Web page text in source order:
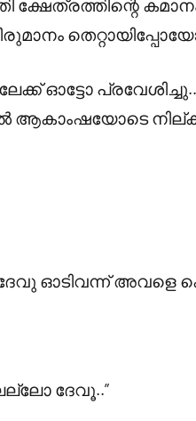
ഓട്ടോ
ആകാംഷയോടെ
അവളെ
ദേവൂ..”